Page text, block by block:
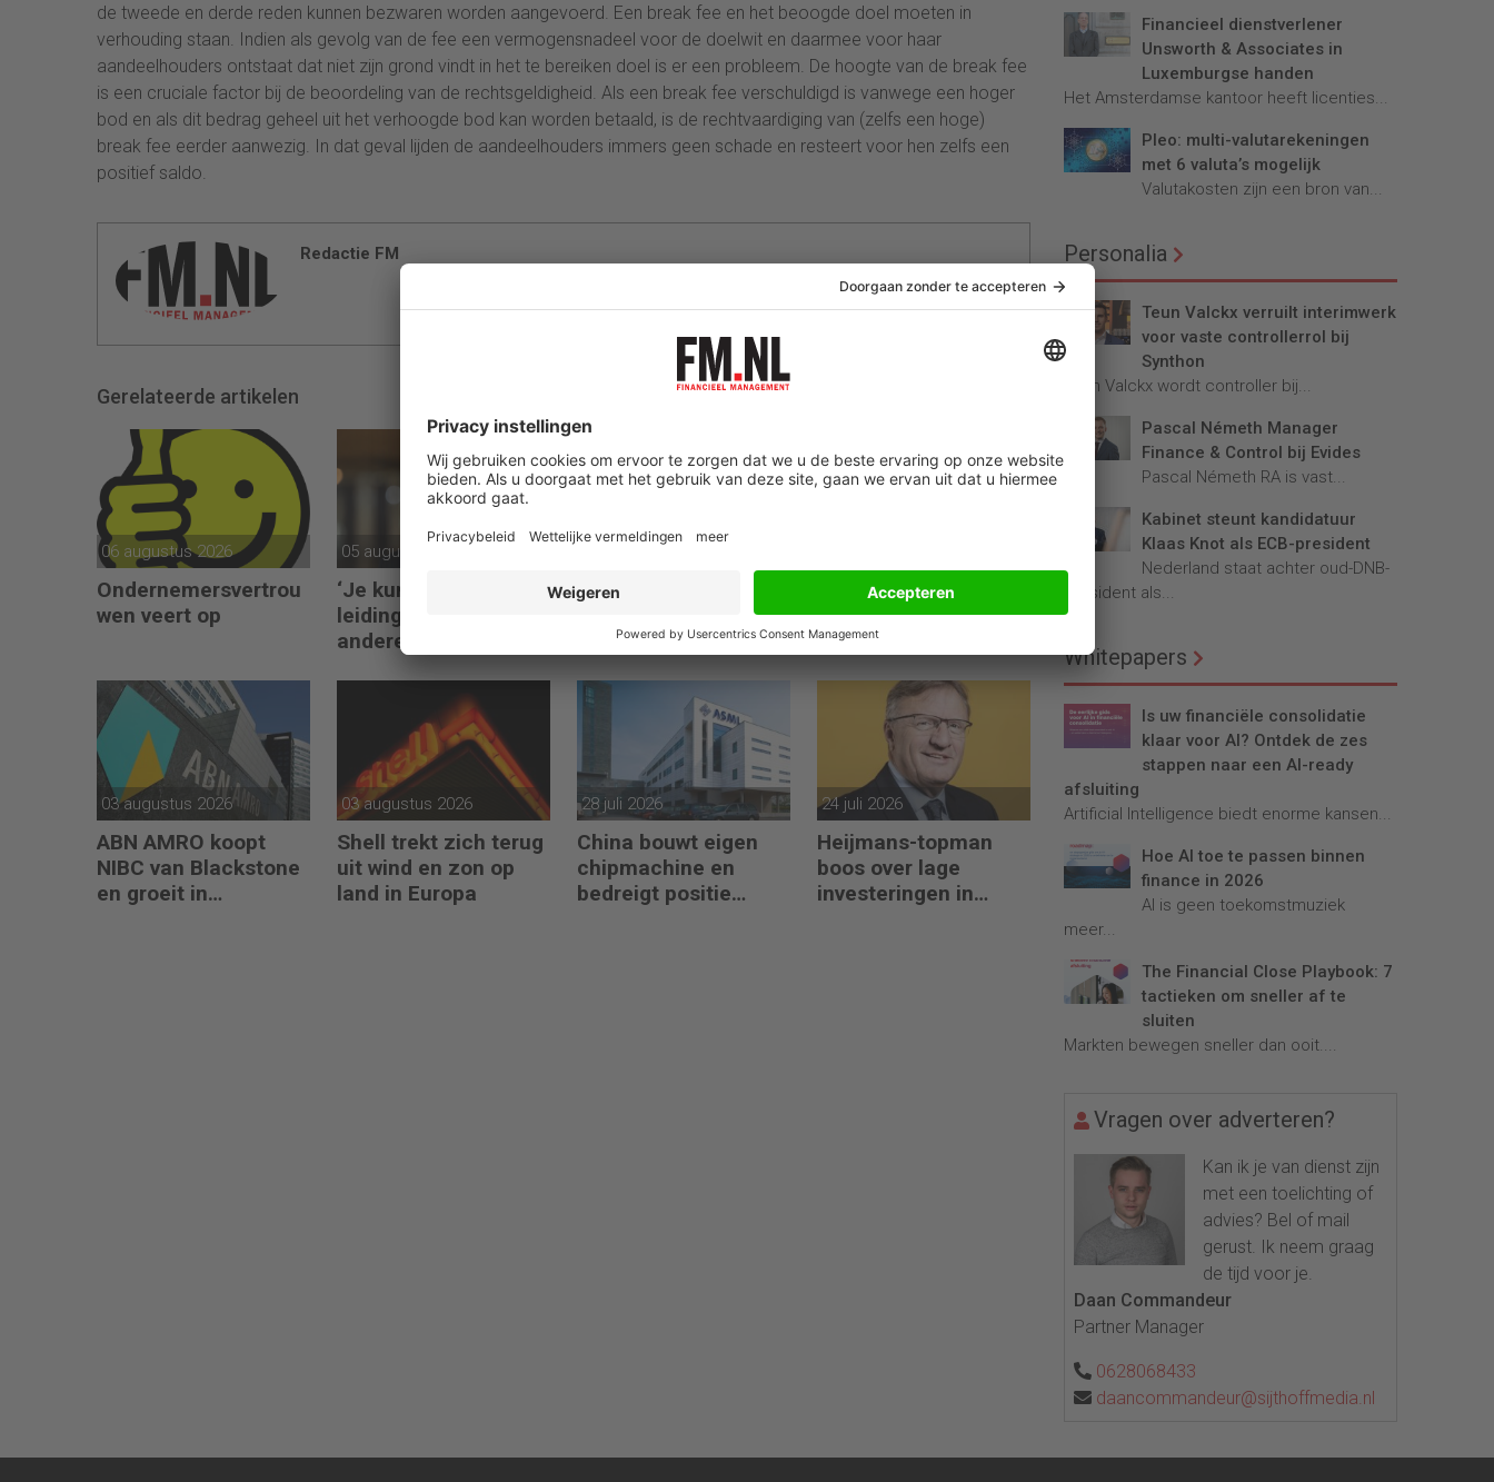
de tweede en derde reden kunnen bezwaren worden aangevoerd. Een break fee en het beoogde doel moeten in
verhouding staan. Indien als gevolg van de fee een vermogensnadeel voor de doelwit en daarmee voor haar
aandeelhouders ontstaat dat niet zijn grond vindt in het te bereiken doel is er een probleem. De hoogte van de break fee
is een cruciale factor bij de beoordeling van de rechtsgeldigheid. Als een break fee verschuldigd is vanwege een hoger
bod en als dit bedrag geheel uit het verhoogde bod kan worden betaald, is de rechtvaardiging van (zelfs een hoge)
break fee eerder aanwezig. In dat geval lijden de aandeelhouders immers geen schade en resteert voor hen zelfs een
positief saldo.
Redactie FM
Gerelateerde artikelen
06 augustus 2026
Ondernemersvertrou
wen veert op
05 augustus 2026
‘Je kunt alleen
leidinggeven aan
anderen als je leiding
Crisp zoekt Head of
prestaties en AI-
Oorlog stuwt olieprijs:
Exxon en Chevron
incasseren
03 augustus 2026
ABN AMRO koopt
NIBC van Blackstone
en groeit in
03 augustus 2026
Shell trekt zich terug
uit wind en zon op
land in Europa
28 juli 2026
China bouwt eigen
chipmachine en
bedreigt positie
24 juli 2026
Heijmans-topman
boos over lage
investeringen in
Financieel dienstverlener
Unsworth & Associates in
Luxemburgse handen
Het Amsterdamse kantoor heeft licenties...
Pleo: multi-valutarekeningen
met 6 valuta’s mogelijk
Valutakosten zijn een bron van...
Personalia
Teun Valckx verruilt interimwerk
voor vaste controllerrol bij
Synthon
Teun Valckx wordt controller bij...
Pascal Németh Manager
Finance & Control bij Evides
Pascal Németh RA is vast...
Kabinet steunt kandidatuur
Klaas Knot als ECB-president
Nederland staat achter oud-DNB-
president als...
Whitepapers
Is uw financiële consolidatie
klaar voor AI? Ontdek de zes
stappen naar een AI-ready
afsluiting
Artificial Intelligence biedt enorme kansen...
Hoe AI toe te passen binnen
finance in 2026
AI is geen toekomstmuziek
meer...
The Financial Close Playbook: 7
tactieken om sneller af te
sluiten
Markten bewegen sneller dan ooit....
Vragen over adverteren?
Kan ik je van dienst zijn
met een toelichting of
advies? Bel of mail
gerust. Ik neem graag
de tijd voor je.
Daan Commandeur
Partner Manager
0628068433
daancommandeur@sijthoffmedia.nl